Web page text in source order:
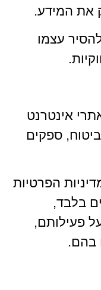
את המידע.
עצמו
אינטרנט
ספקים
הפרטיות
בלבד,
פעילותם,
בהם.